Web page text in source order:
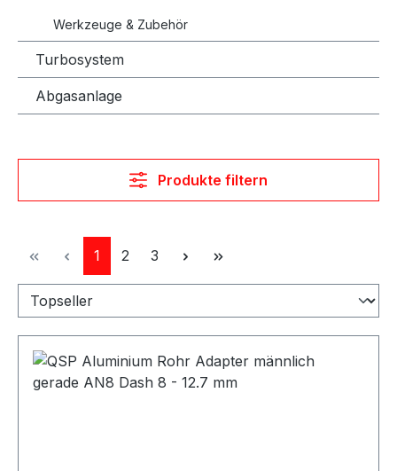
Werkzeuge & Zubehör
Turbosystem
Abgasanlage
Produkte filtern
Seite
1 Seite
2 Seite
3